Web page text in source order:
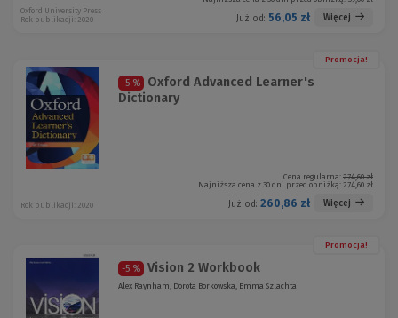
Już od: 56,05 zł Więcej
Oxford University Press
Rok publikacji: 2020
Promocja!
-5 %
Oxford Advanced Learner's
Dictionary
Cena regularna: 274,60 zł
Najniższa cena z 30 dni przed obniżką: 274,60 zł
Już od: 260,86 zł Więcej
Rok publikacji: 2020
Promocja!
-5 % Vision 2 Workbook
Alex Raynham, Dorota Borkowska, Emma Szlachta